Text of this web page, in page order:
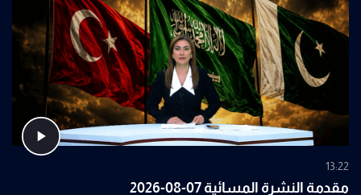
13:22
مقدمة النشرة المسائية 07-08-2026